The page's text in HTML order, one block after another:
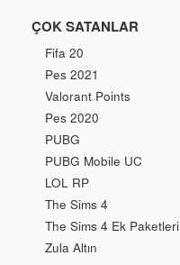
ÇOK SATANLAR
Fifa 20
Pes 2021
Valorant Points
Pes 2020
PUBG
PUBG Mobile UC
LOL RP
The Sims 4
The Sims 4 Ek Paketleri
Zula Altın